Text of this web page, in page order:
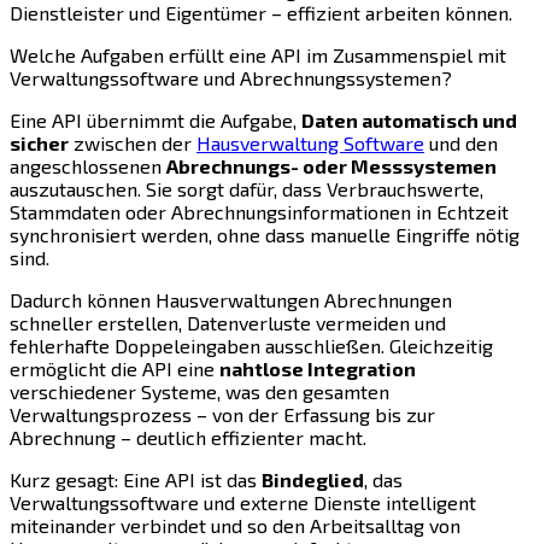
Dienstleister und Eigentümer – effizient arbeiten können.
Welche Aufgaben erfüllt eine API im Zusammenspiel mit
Verwaltungssoftware und Abrechnungssystemen?
Eine API übernimmt die Aufgabe, Daten automatisch und
sicher zwischen der Hausverwaltung Software und den
angeschlossenen Abrechnungs- oder Messsystemen
auszutauschen. Sie sorgt dafür, dass Verbrauchswerte,
Stammdaten oder Abrechnungsinformationen in Echtzeit
synchronisiert werden, ohne dass manuelle Eingriffe nötig
sind.
Dadurch können Hausverwaltungen Abrechnungen
schneller erstellen, Datenverluste vermeiden und
fehlerhafte Doppeleingaben ausschließen. Gleichzeitig
ermöglicht die API eine nahtlose Integration
verschiedener Systeme, was den gesamten
Verwaltungsprozess – von der Erfassung bis zur
Abrechnung – deutlich effizienter macht.
Kurz gesagt: Eine API ist das Bindeglied, das
Verwaltungssoftware und externe Dienste intelligent
miteinander verbindet und so den Arbeitsalltag von